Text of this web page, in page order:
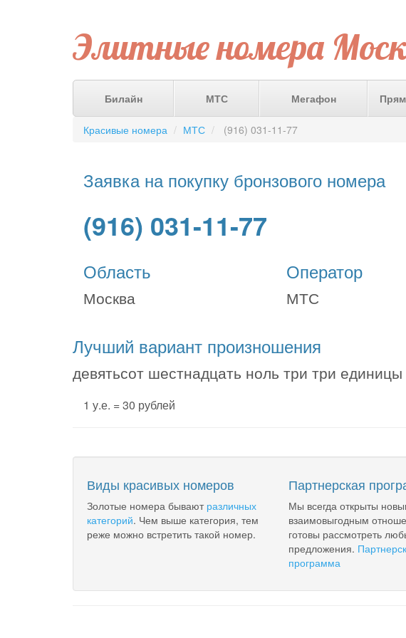
Элитные номера
Билайн МТС Мегафон
Красивые номера МТС (916) 031-11-77
Заявка на покупку бронзового номера
(916) 031-11-77
Область
Москва
Оператор
МТС
Лучший вариант произношения
девятьсот шестнадцать ноль три три
1 у.е. = 30 рублей
Виды красивых номеров
Золотые номера бывают различных
категорий. Чем выше категория, тем
реже можно встретить такой номер.
Партнерская
Мы всегда открыты
взаимовыгодным
готовы рассмотреть
предложения.
программа